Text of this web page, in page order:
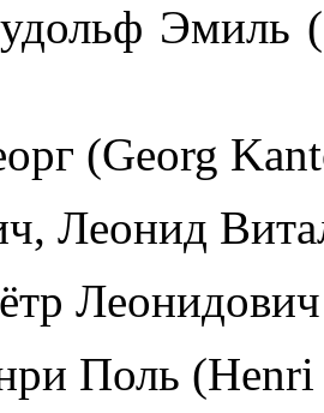
Эмиль
(Georg
Леонид
Поль